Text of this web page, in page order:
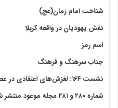
شناخت امام زمان(عج)
نقش یهودیان در واقعه کربلا
اسم رمز
جناب سرهنگ و فرهنگ
نشست ۱۶۴: لغزش‌های اعتقادی در عصر غیبت
شماره ۲۸۰ و ۲۸۱ مجله موعود منتشر شد